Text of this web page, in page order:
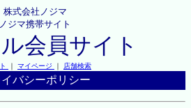
株式会社ノジマ
ノジマ携帯サイト
会員サイト
｜ マイページ ｜ 店舗検索
バシーポリシー